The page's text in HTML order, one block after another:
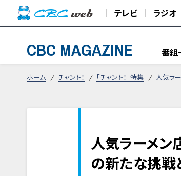
テレビ ラジオ
CBC MAGAZINE 番組
ホーム チャント！ 「チャント！」特集 人気ラ
人気ラーメン
の新たな挑戦